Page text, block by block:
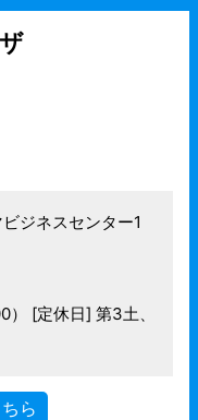
ジネスセンター1
[定休日] 第3土、
ら